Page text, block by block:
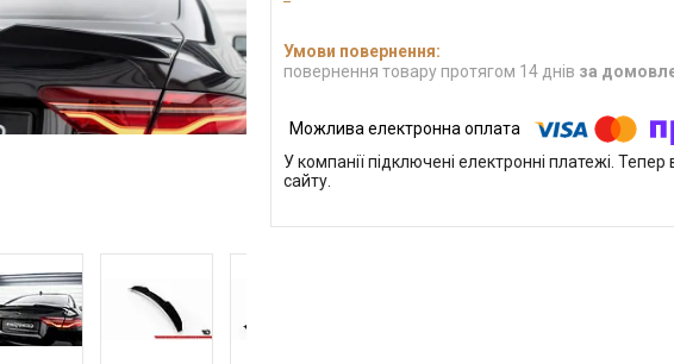
повернення товару протягом 14 днів за
У компанії підключені електронні платежі.
сайту.